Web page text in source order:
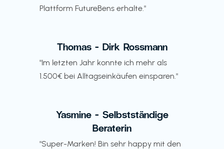
Plattform FutureBens erhalte."
Thomas - Dirk Rossmann
"Im letzten Jahr konnte ich mehr als
1.500€ bei Alltagseinkäufen einsparen."
Yasmine - Selbstständige
Beraterin
"Super-Marken! Bin sehr happy mit den